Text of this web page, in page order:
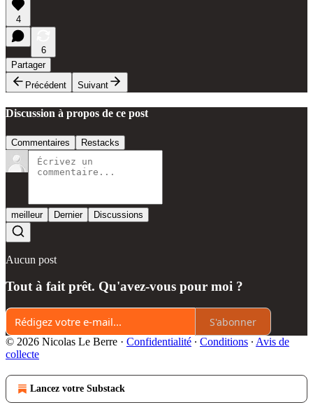
4
6
Partager
Précédent
Suivant
Discussion à propos de ce post
Commentaires Restacks
meilleur Dernier Discussions
Aucun post
Tout à fait prêt. Qu'avez-vous pour moi ?
S'abonner
© 2026 Nicolas Le Berre · Confidentialité ∙ Conditions ∙ Avis de
collecte
Lancez votre Substack